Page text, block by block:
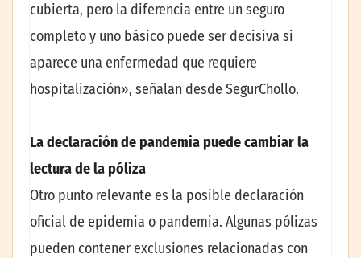
cubierta, pero la diferencia entre un seguro
completo y uno básico puede ser decisiva si
aparece una enfermedad que requiere
hospitalización», señalan desde SegurChollo.
La declaración de pandemia puede cambiar la
lectura de la póliza
Otro punto relevante es la posible declaración
oficial de epidemia o pandemia. Algunas pólizas
pueden contener exclusiones relacionadas con